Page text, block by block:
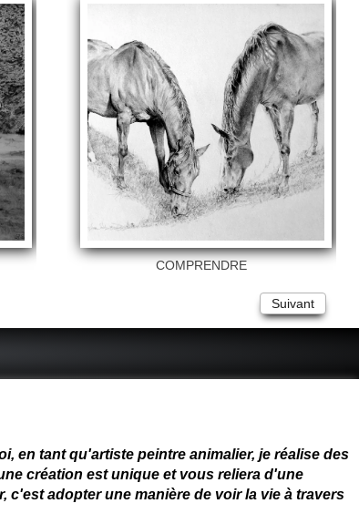
COMPRENDRE
Suivant
en tant qu'artiste peintre animalier, je réalise des
création est unique et vous reliera d'une
c'est adopter une manière de voir la vie à travers